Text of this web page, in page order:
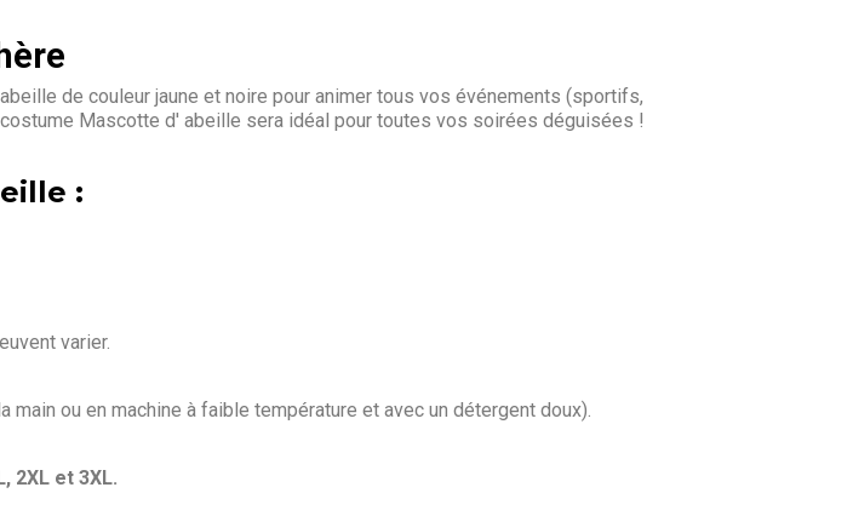
de couleur jaune et noire pour animer tous vos événements (sportifs,
Mascotte d' abeille sera idéal pour toutes vos soirées déguisées !
:
varier.
main ou en machine à faible température et avec un détergent doux).
2XL et 3XL.